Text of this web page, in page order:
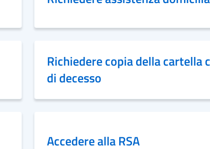
Richiedere copia della cartella
di decesso
Accedere alla RSA